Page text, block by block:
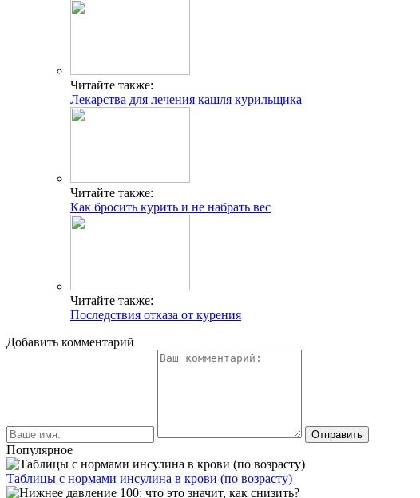
Читайте также:
Лекарства для лечения кашля курильщика
Читайте также:
Как бросить курить и не набрать вес
Читайте также:
Последствия отказа от курения
Добавить комментарий
Популярное
Таблицы с нормами инсулина в крови (по возрасту)